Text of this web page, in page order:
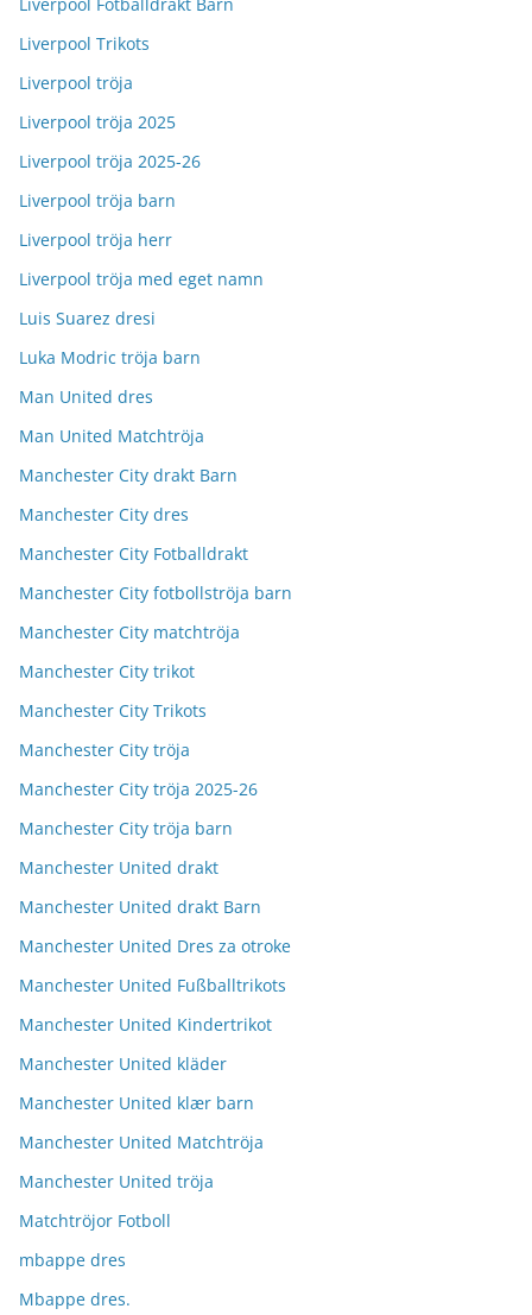
Liverpool Fotballdrakt Barn
Liverpool Trikots
Liverpool tröja
Liverpool tröja 2025
Liverpool tröja 2025-26
Liverpool tröja barn
Liverpool tröja herr
Liverpool tröja med eget namn
Luis Suarez dresi
Luka Modric tröja barn
Man United dres
Man United Matchtröja
Manchester City drakt Barn
Manchester City dres
Manchester City Fotballdrakt
Manchester City fotbollströja barn
Manchester City matchtröja
Manchester City trikot
Manchester City Trikots
Manchester City tröja
Manchester City tröja 2025-26
Manchester City tröja barn
Manchester United drakt
Manchester United drakt Barn
Manchester United Dres za otroke
Manchester United Fußballtrikots
Manchester United Kindertrikot
Manchester United kläder
Manchester United klær barn
Manchester United Matchtröja
Manchester United tröja
Matchtröjor Fotboll
mbappe dres
Mbappe dres.